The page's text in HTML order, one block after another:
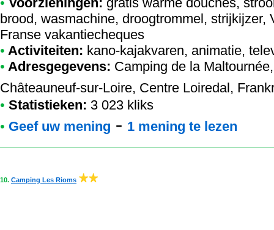
brood, wasmachine, droogtrommel, strijkijzer,
Franse vakantiecheques
• Activiteiten: kano-kajakvaren, animatie,
• Adresgegevens: Camping de la Maltournée
Châteauneuf-sur-Loire, Centre Loiredal,
• Statistieken: 3 023 kliks
• Geef uw mening - 1 mening te lezen
10. Camping Les Rioms